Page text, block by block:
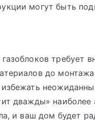
могут быть
требует
до
дважды» наиболее
и ваш дом будет